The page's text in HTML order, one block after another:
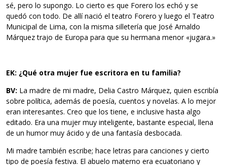
sé, pero lo supongo. Lo cierto es que Forero los echó y se
quedó con todo. De allí nació el teatro Forero y luego el Teatro
Municipal de Lima, con la misma silletería que José Arnaldo
Márquez trajo de Europa para que su hermana menor «jugara.»
EK: ¿Qué otra mujer fue escritora en tu familia?
BV: La madre de mi madre, Delia Castro Márquez, quien escribía
sobre política, además de poesía, cuentos y novelas. A lo mejor
eran interesantes. Creo que los tiene, e inclusive hasta algo
editado. Era una mujer muy inteligente, bastante especial, llena
de un humor muy ácido y de una fantasía desbocada.
Mi madre también escribe; hace letras para canciones y cierto
tipo de poesía festiva. El abuelo materno era ecuatoriano y